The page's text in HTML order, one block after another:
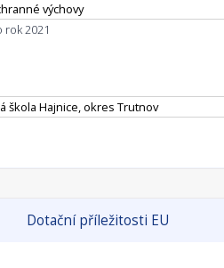
výchovy
rok 2021
škola Hajnice, okres Trutnov
Dotační příležitosti EU